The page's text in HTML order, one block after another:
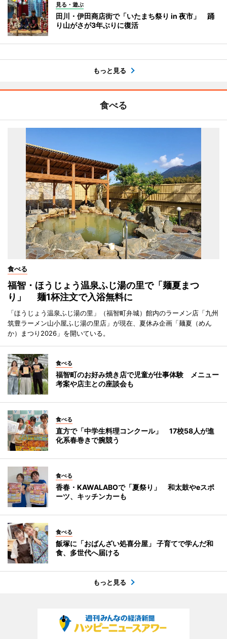
見る・遊ぶ
田川・伊田商店街で「いたまち祭り in 夜市」 踊
り山がさが3年ぶりに復活
もっと見る
食べる
食べる
福智・ほうじょう温泉ふじ湯の里で「麺夏まつ
り」 麺1杯注文で入浴無料に
「ほうじょう温泉ふじ湯の里」（福智町弁城）館内のラーメン店「九州
筑豊ラーメン山小屋ふじ湯の里店」が現在、夏休み企画「麺夏（めん
か）まつり2026」を開いている。
食べる
福智町のお好み焼き店で児童が仕事体験 メニュー
考案や店主との座談会も
食べる
直方で「中学生料理コンクール」 17校58人が進
化系春巻きで腕競う
食べる
香春・KAWALABOで「夏祭り」 和太鼓やeスポ
ーツ、キッチンカーも
食べる
飯塚に「おばんざい処喜分屋」 子育てで学んだ和
食、多世代へ届ける
もっと見る